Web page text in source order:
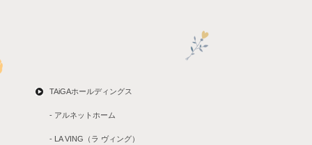
TAiGAホールディングス
- アルネットホーム
- LA VING（ラ ヴィング）